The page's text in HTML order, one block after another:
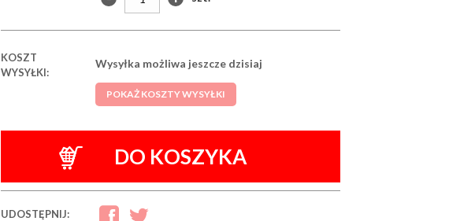
KOSZT
WYSYŁKI:
Wysyłka możliwa jeszcze dzisiaj
POKAŻ KOSZTY WYSYŁKI
DO KOSZYKA
UDOSTĘPNIJ: